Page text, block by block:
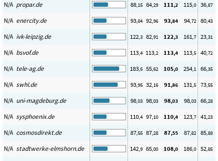
N/A propar.de 88,15 84,29 111,2 115,0 36,87
N/A enercity.de 93,84 92,96 93,84 94,72 80,43
N/A ivk-leipzig.de 122,3 82,91 122,3 161,7 23,31
N/A bsvof.de 113,4 113,2 113,4 113,5 40,72
N/A tele-ag.de 183,6 55,62 105,0 254,1 66,35
N/A swhl.de 93,95 32,16 91,86 131,5 73,55
N/A uni-magdeburg.de 98,03 98,03 98,03 98,03 66,28
N/A sysphoenix.de 110,4 97,10 110,4 123,7 41,23
N/A cosmosdirekt.de 87,55 87,28 87,55 87,82 85,88
N/A stadtwerke-elmshorn.de 142,9 65,00 108,0 186,0 52,85